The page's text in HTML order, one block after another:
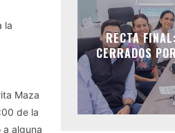
la
Maza
de la
alguna
RECTA
CERRADOS